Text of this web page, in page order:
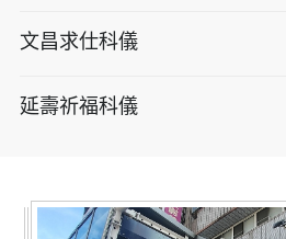
文昌求仕科儀
延壽祈福科儀